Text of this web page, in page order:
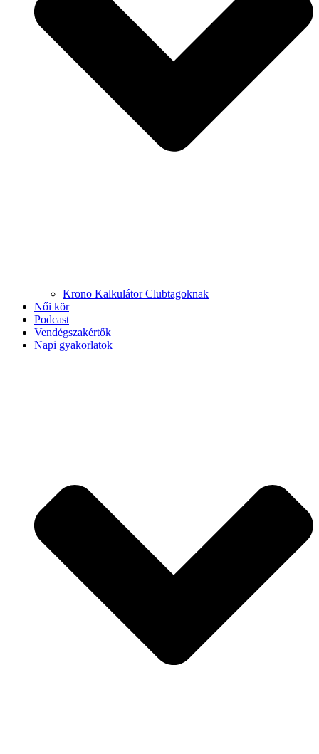
Krono Kalkulátor Clubtagoknak
Női kör
Podcast
Vendégszakértők
Napi gyakorlatok